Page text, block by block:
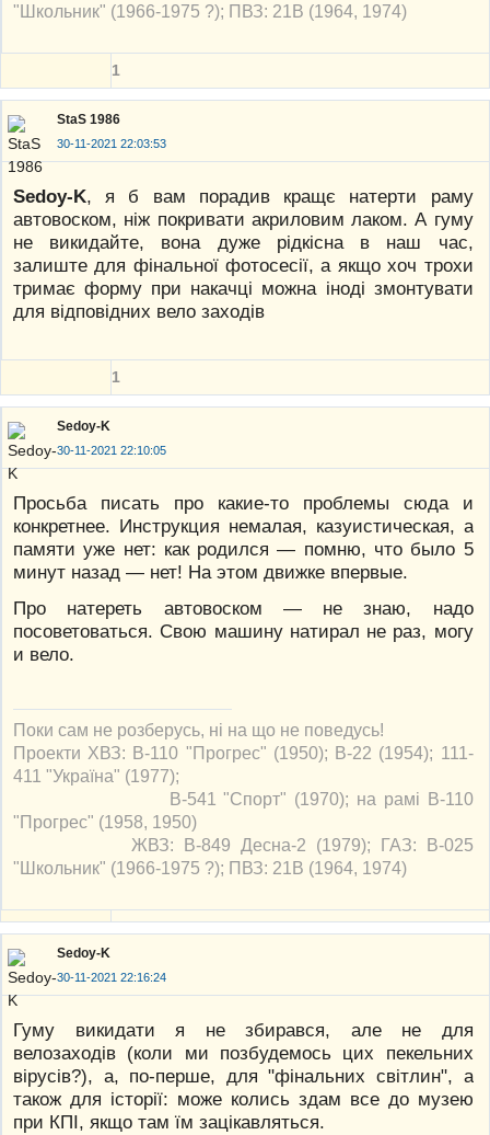
"Школьник" (1966-1975 ?); ПВЗ: 21В (1964, 1974)
1
StaS 1986
30-11-2021 22:03:53
Sedoy-K, я б вам порадив кращє натерти раму
автовоском, ніж покривати акриловим лаком. А гуму
не викидайте, вона дуже рідкісна в наш час,
залиште для фінальної фотосесії, а якщо хоч трохи
тримає форму при накачці можна іноді змонтувати
для відповідних вело заходів
1
Sedoy-K
30-11-2021 22:10:05
Просьба писать про какие-то проблемы сюда и
конкретнее. Инструкция немалая, казуистическая, а
памяти уже нет: как родился — помню, что было 5
минут назад — нет! На этом движке впервые.
Про натереть автовоском — не знаю, надо
посоветоваться. Свою машину натирал не раз, могу
и вело.
Поки сам не розберусь, ні на що не поведусь!
Проекти ХВЗ: В-110 "Прогрес" (1950); В-22 (1954); 111-
411 "Україна" (1977);
В-541 "Спорт" (1970); на рамі В-110
"Прогрес" (1958, 1950)
ЖВЗ: В-849 Десна-2 (1979); ГАЗ: В-025
"Школьник" (1966-1975 ?); ПВЗ: 21В (1964, 1974)
Sedoy-K
30-11-2021 22:16:24
Гуму викидати я не збирався, але не для
велозаходів (коли ми позбудемось цих пекельних
вірусів?), а, по-перше, для "фінальних світлин", а
також для історії: може колись здам все до музею
при КПІ, якщо там їм зацікавляться.